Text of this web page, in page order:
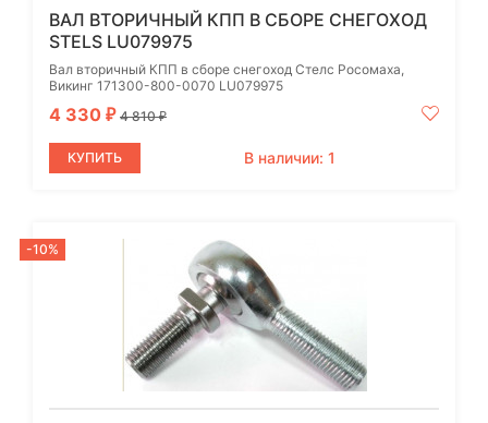
ВАЛ ВТОРИЧНЫЙ КПП В СБОРЕ СНЕГОХОД
STELS LU079975
Вал вторичный КПП в сборе снегоход Стелс Росомаха,
Викинг 171300-800-0070 LU079975
4 330 ₽ 4 810₽
КУПИТЬ В наличии: 1
-10%